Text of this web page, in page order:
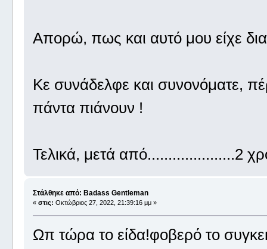
Απορώ, πως και αυτό μου είχε
Κε συνάδελφε και συνονόματε,
πάντα πιάνουν !
Τελικά, μετά από.....................2
Στάλθηκε από: Badass Gentleman
« στις: Οκτώβριος 27, 2022, 21:39:16 μμ »
Ωπ τώρα το είδα!φοβερό το